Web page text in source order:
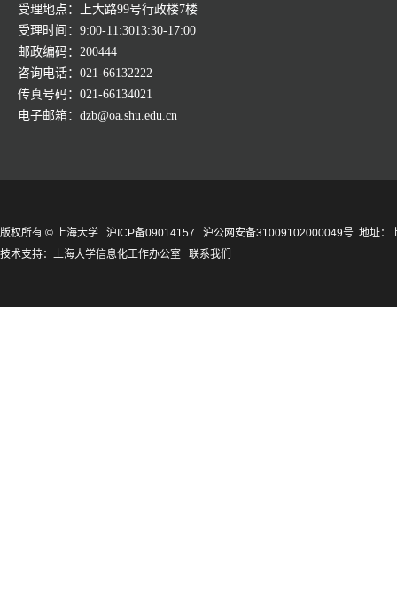
受理地点：上大路99号行政楼7楼
受理时间：9:00-11:3013:30-17:00
邮政编码：200444
咨询电话：021-66132222
传真号码：021-66134021
电子邮箱：dzb@oa.shu.edu.cn
版权所有 © 上海大学 沪ICP备09014157 沪公网安备31009102000049号 地址：
技术支持： 上海大学信息化工作办公室 联系我们